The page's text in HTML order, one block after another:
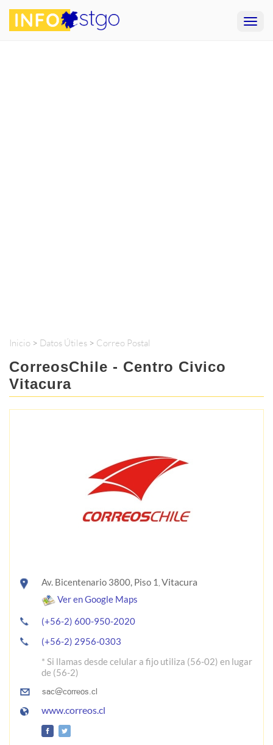
Inicio > Datos Útiles > Correo Postal
CorreosChile - Centro Civico
Vitacura
Av. Bicentenario 3800, Piso 1 , Vitacura
Ver en Google Maps
(+56-2) 600-950-2020
(+56-2) 2956-0303
* Si llamas desde celular a fijo utiliza (56-02) en lugar
de (56-2)
www.correos.cl